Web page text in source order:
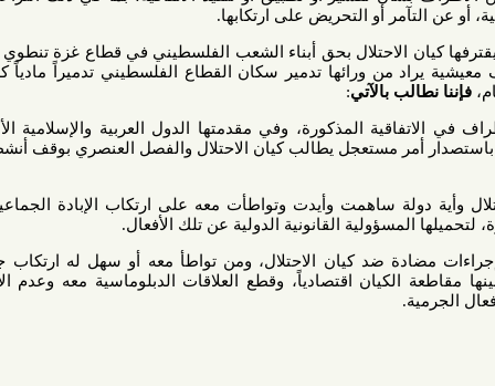
أو التحريض على ارتكابها.
الاحتلال بحق أبناء الشعب الفلسطيني في قطاع غزة تنطوي على إخضاع
تدمير سكان القطاع الفلسطيني تدميراً مادياً كلياً أو جزئياً،
بالآتي
المذكورة، وفي مقدمتها الدول العربية والإسلامية الأطراف، إلى
يطالب كيان الاحتلال والفصل العنصري بوقف أنشطته الجرمية
ساهمت وأيدت وتواطأت معه على ارتكاب الإبادة الجماعية بحق أبناء
القانونية الدولية عن تلك الأفعال.
ضد كيان الاحتلال، ومن تواطأ معه أو سهل له ارتكاب جرائم الإبادة
اقتصادياً، وقطع العلاقات الدبلوماسية معه وعدم الاعتراف بأي